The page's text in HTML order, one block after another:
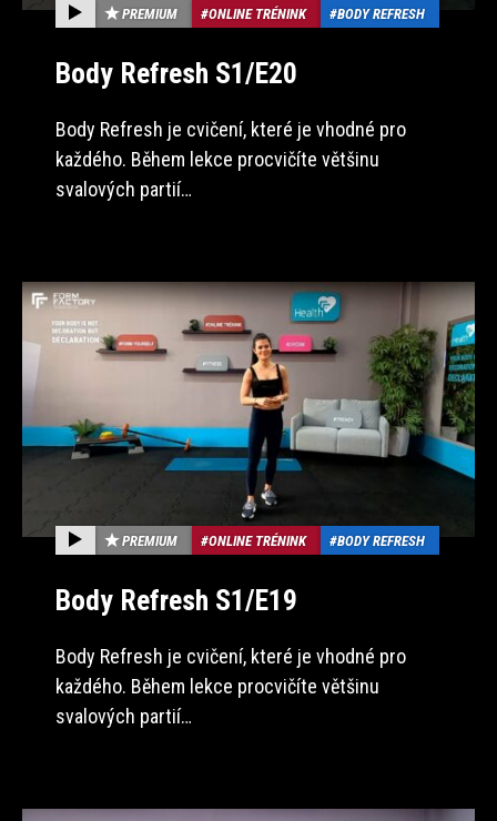
PREMIUM ONLINE TRÉNINK BODY REFRESH
Body Refresh S1/E20
Body Refresh je cvičení, které je vhodné pro
každého. Během lekce procvičíte většinu
svalových partií…
PREMIUM ONLINE TRÉNINK BODY REFRESH
Body Refresh S1/E19
Body Refresh je cvičení, které je vhodné pro
každého. Během lekce procvičíte většinu
svalových partií…